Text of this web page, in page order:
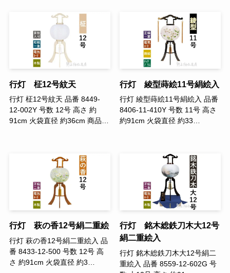
行灯 柾12号紋天
行灯 柾12号紋天 品番 8449-
12-002Y 号数 12号 高さ 約
91cm 火袋直径 約36cm 商品…
行灯 綾型蒔絵11号絹絵入
行灯 綾型蒔絵11号絹絵入 品番
8406-11-410Y 号数 11号 高さ
約91cm 火袋直径 約33…
行灯 萩の香12号絹二重絵
行灯 萩の香12号絹二重絵入 品
番 8433-12-500 号数 12号 高
さ 約91cm 火袋直径 約3…
行灯 銘木総鉄刀木大12号
絹二重絵入
行灯 銘木総鉄刀木大12号絹二
重絵入 品番 8559-12-602G 号